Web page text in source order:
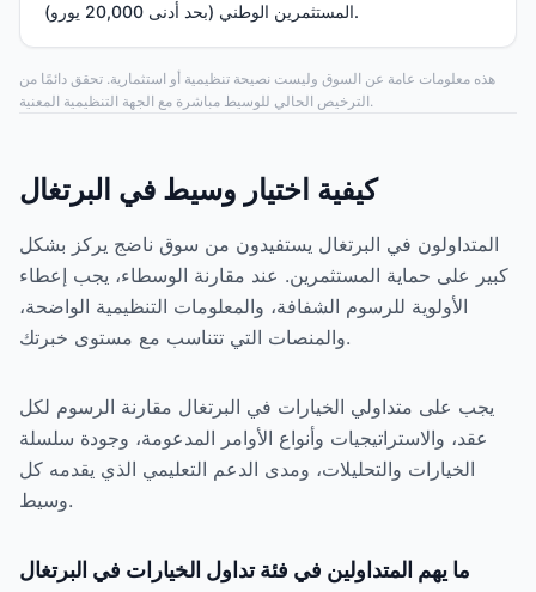
المستثمرين الوطني (بحد أدنى 20,000 يورو).
هذه معلومات عامة عن السوق وليست نصيحة تنظيمية أو استثمارية. تحقق دائمًا من
الترخيص الحالي للوسيط مباشرة مع الجهة التنظيمية المعنية.
كيفية اختيار وسيط في البرتغال
المتداولون في البرتغال يستفيدون من سوق ناضج يركز بشكل
كبير على حماية المستثمرين. عند مقارنة الوسطاء، يجب إعطاء
الأولوية للرسوم الشفافة، والمعلومات التنظيمية الواضحة،
والمنصات التي تتناسب مع مستوى خبرتك.
يجب على متداولي الخيارات في البرتغال مقارنة الرسوم لكل
عقد، والاستراتيجيات وأنواع الأوامر المدعومة، وجودة سلسلة
الخيارات والتحليلات، ومدى الدعم التعليمي الذي يقدمه كل
وسيط.
ما يهم المتداولين في فئة تداول الخيارات في البرتغال